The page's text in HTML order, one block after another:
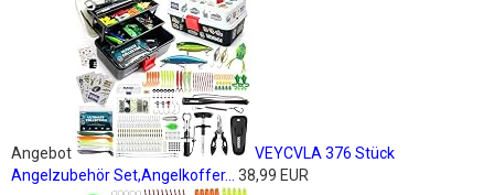
Angebot
VEYCVLA 376 Stück
Angelzubehör Set,Angelkoffer...
38,99 EUR